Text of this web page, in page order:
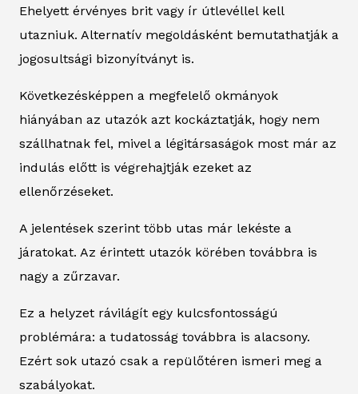
Ehelyett érvényes brit vagy ír útlevéllel kell
utazniuk. Alternatív megoldásként bemutathatják a
jogosultsági bizonyítványt is.
Következésképpen a megfelelő okmányok
hiányában az utazók azt kockáztatják, hogy nem
szállhatnak fel, mivel a légitársaságok most már az
indulás előtt is végrehajtják ezeket az
ellenőrzéseket.
A jelentések szerint több utas már lekéste a
járatokat. Az érintett utazók körében továbbra is
nagy a zűrzavar.
Ez a helyzet rávilágít egy kulcsfontosságú
problémára: a tudatosság továbbra is alacsony.
Ezért sok utazó csak a repülőtéren ismeri meg a
szabályokat.